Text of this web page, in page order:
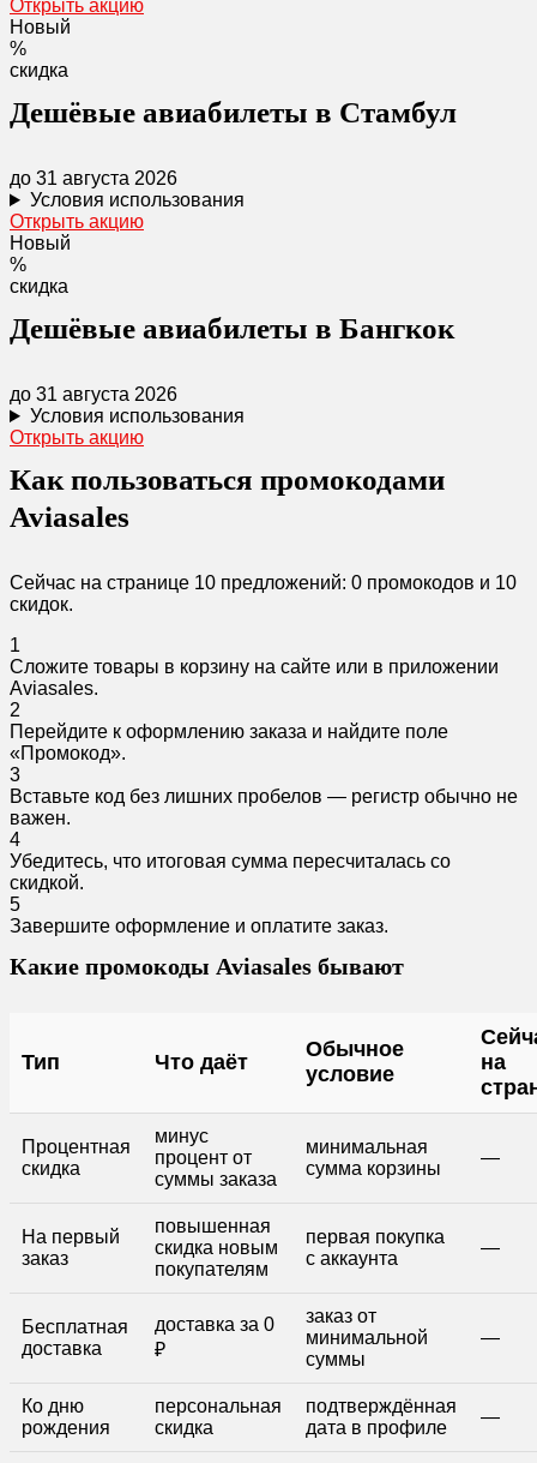
Открыть акцию
Новый
%
скидка
Дешёвые авиабилеты в Стамбул
до 31 августа 2026
Условия использования
Открыть акцию
Новый
%
скидка
Дешёвые авиабилеты в Бангкок
до 31 августа 2026
Условия использования
Открыть акцию
Как пользоваться промокодами
Aviasales
Сейчас на странице 10 предложений: 0 промокодов и 10
скидок.
1
Сложите товары в корзину на сайте или в приложении
Aviasales.
2
Перейдите к оформлению заказа и найдите поле
«Промокод».
3
Вставьте код без лишних пробелов — регистр обычно не
важен.
4
Убедитесь, что итоговая сумма пересчиталась со
скидкой.
5
Завершите оформление и оплатите заказ.
Какие промокоды Aviasales бывают
Тип Что даёт
Обычное
условие
на
Процентная
скидка
минус
процент от
суммы заказа
минимальная
сумма корзины
—
На первый
заказ
повышенная
скидка новым
покупателям
первая покупка
с аккаунта
—
Бесплатная
доставка
доставка за 0
₽
заказ от
минимальной
суммы
—
Ко дню
рождения
персональная
скидка
подтверждённая
дата в профиле
—